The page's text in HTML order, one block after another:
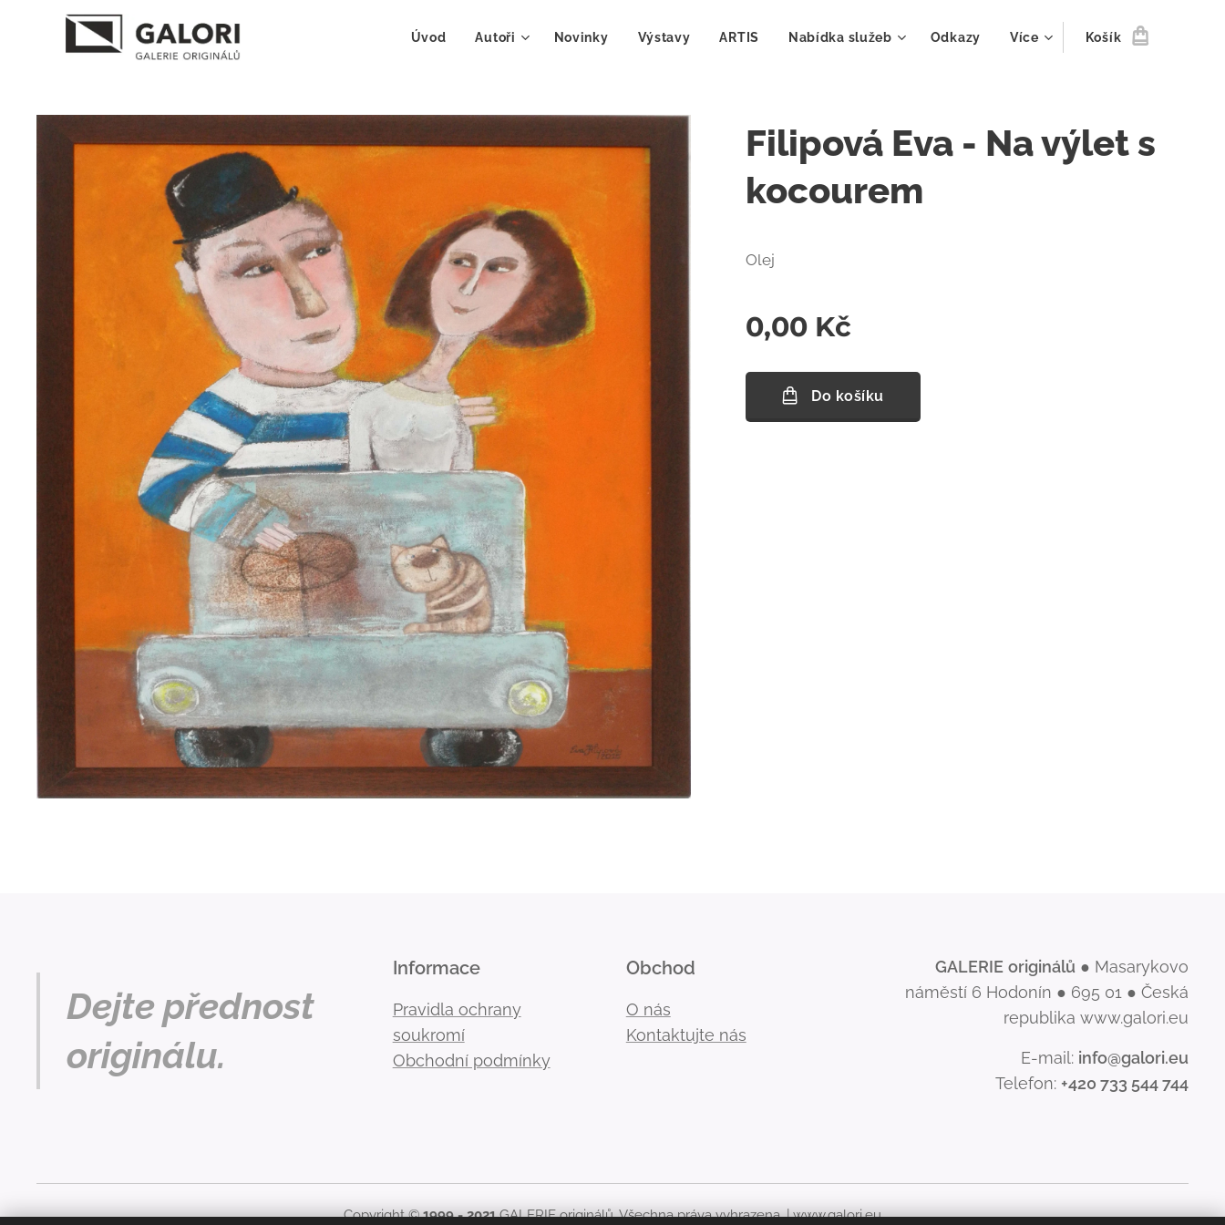
Úvod Autoři Novinky Výstavy ARTIS Nabídka služeb Odkazy Více Košík
Filipová Eva - Na výlet s
kocourem
Olej
0,00 Kč
Do košíku
Dejte přednost
originálu.
Informace
Pravidla ochrany
soukromí
Obchodní podmínky
Obchod
O nás
Kontaktujte nás
GALERIE originálů ● Masarykovo
náměstí 6 Hodonín ● 695 01 ● Česká
republika www.galori.eu
E-mail: info@galori.eu
Telefon: +420 733 544 744
Copyright ©1999 - 2021GALERIE originálů. Všechna práva vyhrazena. |www.galori.eu